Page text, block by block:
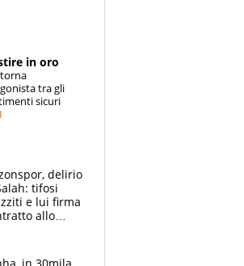
in oro
torna
tra gli
sicuri
delirio
tifosi
e lui firma
allo